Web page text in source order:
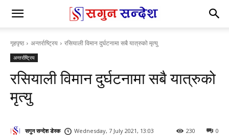
गृहपृष्ठ अन्तर्राष्ट्रिय रसियाली विमान दुर्घटनामा सबै यात्रुको मृत्यु
अन्तर्राष्ट्रिय
रसियाली विमान दुर्घटनामा सबै यात्रुको
मृत्यु
सगुन सन्देश डेस्क Wednesday, 7 July 2021, 13:03 0
230